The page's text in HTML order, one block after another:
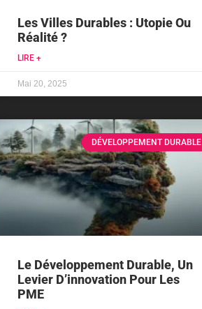
Les Villes Durables : Utopie Ou
Réalité ?
LIRE +
Mai 20, 2025
DÉVELOPPEMENT DURABLE
Le Développement Durable, Un
Levier D’innovation Pour Les
PME